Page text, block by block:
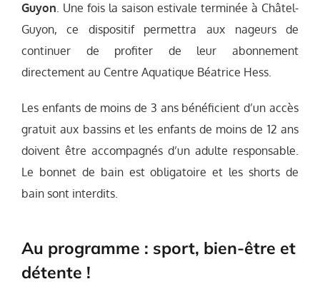
Guyon. Une fois la saison estivale terminée à Châtel-
Guyon, ce dispositif permettra aux nageurs de
continuer de profiter de leur abonnement
directement au Centre Aquatique Béatrice Hess.
Les enfants de moins de 3 ans bénéficient d’un accès
gratuit aux bassins et les enfants de moins de 12 ans
doivent être accompagnés d’un adulte responsable.
Le bonnet de bain est obligatoire et les shorts de
bain sont interdits.
Au programme : sport, bien-être et
détente !